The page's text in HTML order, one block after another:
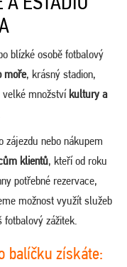
blízké osobě fotbalový
moře, krásný stadion,
množstvíkultury a
zájezdu nebo nákupem
klientů, kteří od roku
potřebné rezervace,
možnost využít služeb
fotbalový zážitek.
balíčku získáte: